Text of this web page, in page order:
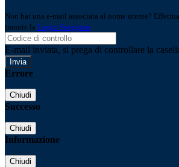
Non hai una e-mail associata al nome utente?
tramite la Login Spaggiari
E-mail inviata, si prega di controllare la
Errore
Chiudi
Successo
Chiudi
Informazione
Chiudi